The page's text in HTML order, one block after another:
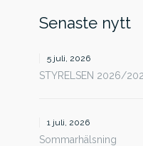
Senaste nytt
5 juli, 2026
STYRELSEN 2026/
1 juli, 2026
Sommarhälsning